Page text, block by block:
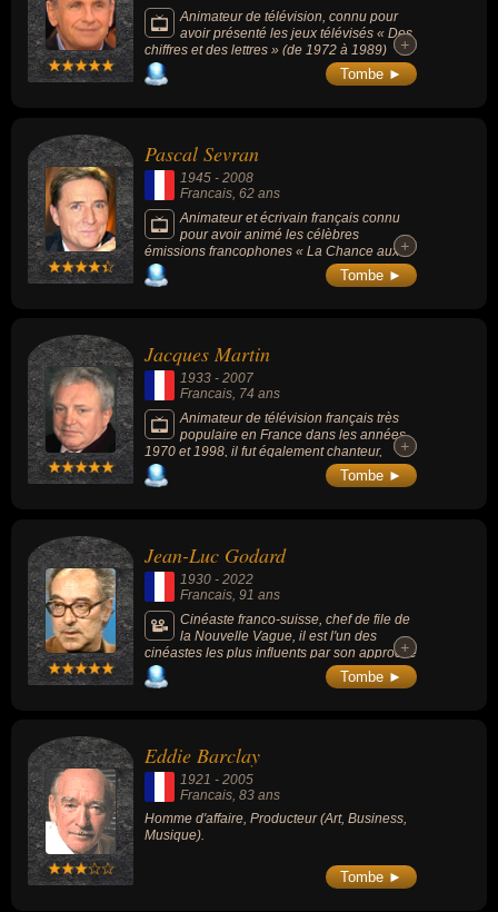
dans la salle ? » (1982).
Animateur de télévision, connu pour
avoir présenté les jeux télévisés « Des
chiffres et des lettres » (de 1972 à 1989)
ainsi que « Fort Boyard » (de 1990 à 1999)
et « Pyramide » (de 1991 à 2001) sur
+
+
Tombe ►
Pascal Sevran
1945 - 2008
Francais , 62 ans
Animateur et écrivain français connu
pour avoir animé les célèbres
émissions francophones « La Chance aux
chansons » (1991-2000), puis « Chanter la
vie » (2001-2007), mais aussi « Entrée
+
+
Tombe ►
Jacques Martin
1933 - 2007
Francais, 74 ans
Animateur de télévision français très
populaire en France dans les années
1970 et 1998, il fut également chanteur,
acteur et producteur d'émissions de
divertissement comme « Le Petit Rapporteur
+
+
Tombe ►
Jean-Luc Godard
1930 - 2022
Francais , 91 ans
Cinéaste franco-suisse, chef de file de
la Nouvelle Vague, il est l'un des
cinéastes les plus influents par son approche
radicale, entière et provocatrice. Ses films les
plus connus sont « À bout de souffle » (1960,
Jean-Paul Belmondo), « Sauve qui peut (la
vie) » (1980, drame, avec Jacques Dutronc)
ou « Histoire(s) du cinéma » (1980).
+
+
Tombe ►
Eddie Barclay
1921 - 2005
Francais, 83 ans
Homme d'affaire, Producteur (Art, Business,
Musique).
Tombe ►